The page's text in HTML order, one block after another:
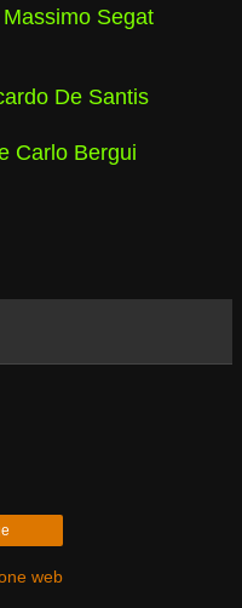
Segat
De Santis
Carlo Bergui
web